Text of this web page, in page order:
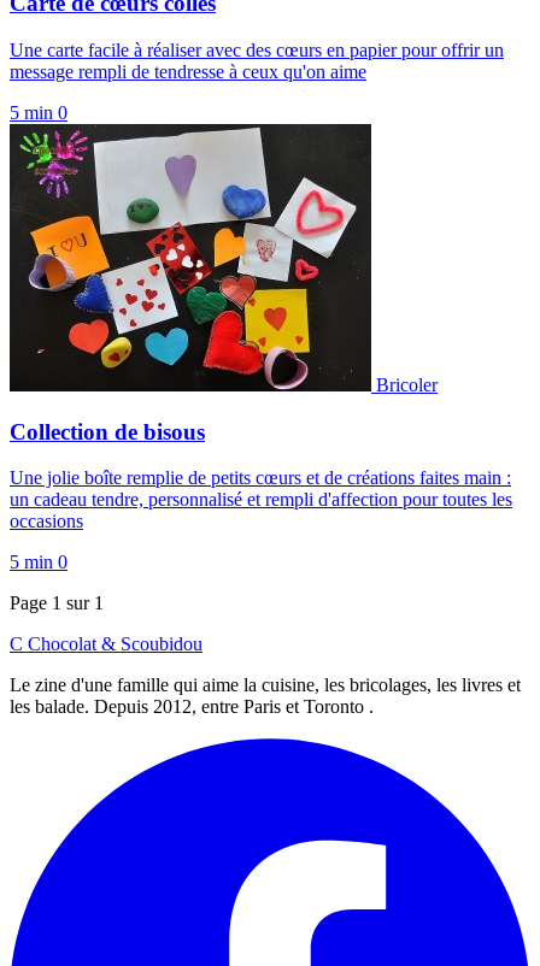
Une carte facile à réaliser avec des cœurs en papier pour offrir un
message rempli de tendresse à ceux qu'on aime
5 min 0
Bricoler
Collection de bisous
Une jolie boîte remplie de petits cœurs et de créations faites main :
un cadeau tendre, personnalisé et rempli d'affection pour toutes les
occasions
5 min 0
Page 1 sur 1
C Chocolat & Scoubidou
Le zine d'une famille qui aime la cuisine, les bricolages, les livres et
les balade. Depuis 2012, entre Paris et Toronto .